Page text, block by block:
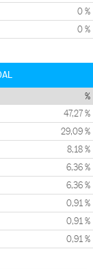
0 %
0 %
%
47,27 %
29,09 %
8,18 %
6,36 %
6,36 %
0,91 %
0,91 %
0,91 %